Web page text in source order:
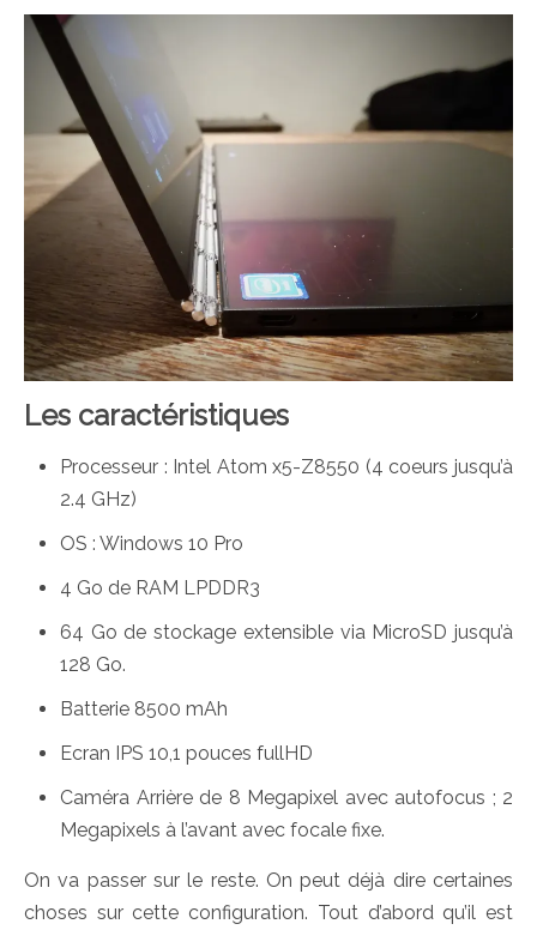
Les caractéristiques
Processeur : Intel Atom x5-Z8550 (4 coeurs jusqu’à
2.4 GHz)
OS : Windows 10 Pro
4 Go de RAM LPDDR3
64 Go de stockage extensible via MicroSD jusqu’à
128 Go.
Batterie 8500 mAh
Ecran IPS 10,1 pouces fullHD
Caméra Arrière de 8 Megapixel avec autofocus ; 2
Megapixels à l’avant avec focale fixe.
On va passer sur le reste. On peut déjà dire certaines
choses sur cette configuration. Tout d’abord qu’il est